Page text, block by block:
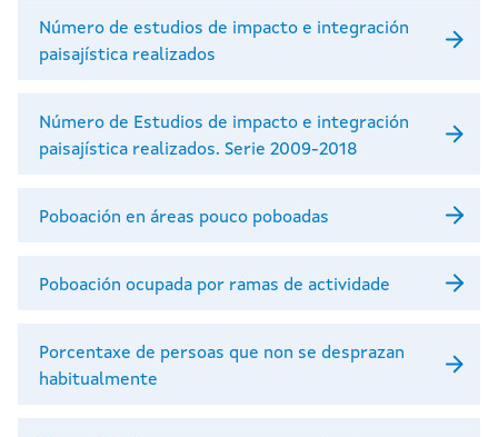
Número de estudios de impacto e integración
paisajística realizados
Número de Estudios de impacto e integración
paisajística realizados. Serie 2009-2018
Poboación en áreas pouco poboadas
Poboación ocupada por ramas de actividade
Porcentaxe de persoas que non se desprazan
habitualmente